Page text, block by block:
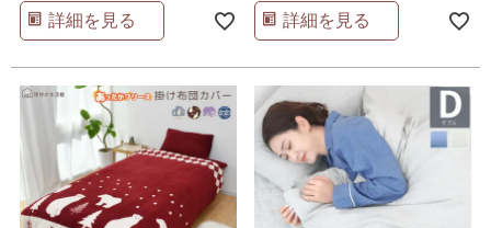
詳細を見る 詳細を見る